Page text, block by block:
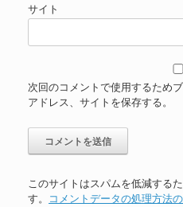
サイト
次回のコメントで使用するため
アドレス、サイトを保存する。
このサイトはスパムを低減する
す。 コメントデータの処理方法